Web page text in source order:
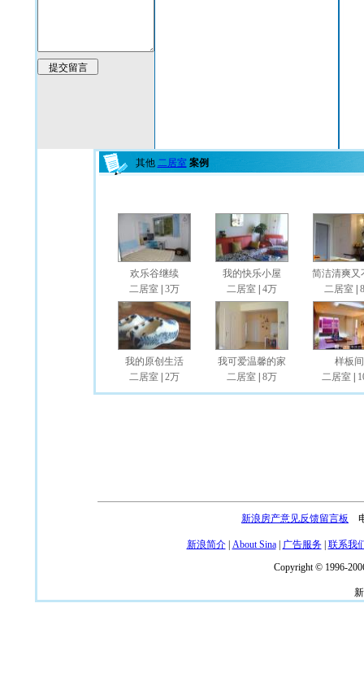
其他 二居室 案例
欢乐谷继续
二居室 3万
我的快乐小屋
二居室 4万
简洁清爽又
二居室
我的原创生活
二居室 2万
我可爱温馨的家
二居室 8万
样板间
二居室
新浪房产意见反馈留言板
新浪简介| About Sina| 广告服务| 联系我
Copyright © 1996-